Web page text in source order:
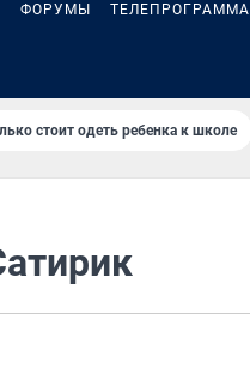
ФОРУМЫ ТЕЛЕПРОГРАММА
стоит одеть ребенка к школе